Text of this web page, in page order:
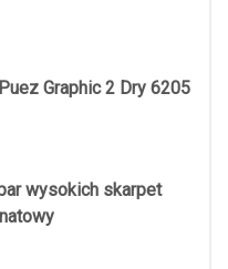
Graphic 2 Dry 6205
wysokich skarpet